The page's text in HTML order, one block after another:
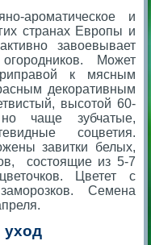
ароматическое и
странах Европы и
завоевывает
Может
к мясным
декоративным
высотой 60-
чаще зубчатые,
соцветия.
завитки белых,
состоящие из 5-7
Цветет с
Семена
уход